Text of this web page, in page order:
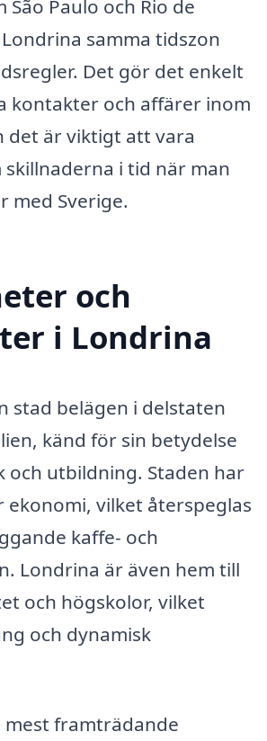
Paulo och Rio de
samma tidszon
Det gör det enkelt
kontakter och affärer inom
det är viktigt att vara
i tid när man
med Sverige.
och
i Londrina
stad belägen i delstaten
känd för sin betydelse
och utbildning. Staden har
ekonomi, vilket återspeglas
kaffe- och
Londrina är även hem till
och högskolor, vilket
och dynamisk
mest framträdande